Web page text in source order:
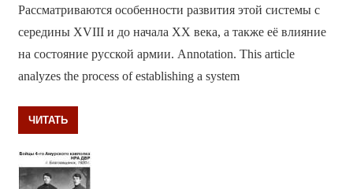
Рассматриваются особенности развития этой системы с
середины XVIII и до начала XX века, а также её влияние
на состояние русской армии. Annotation. This article
analyzes the process of establishing a system
ЧИТАТЬ